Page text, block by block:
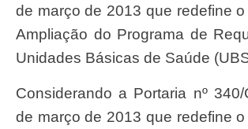
de março de 2013 que redefine
Ampliação do Programa de
Unidades Básicas de Saúde
Considerando a Portaria nº 340/GM/MS, de 4
de março de 2013 que redefine